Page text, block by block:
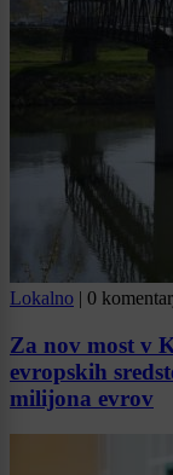
Lokalno | 0
Za nov most v
evropskih
milijona evrov